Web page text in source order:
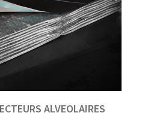
ALVEOLAIRES